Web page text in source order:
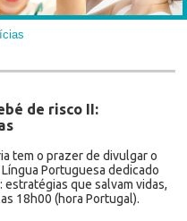
de risco II:
tem o prazer de divulgar o
Portuguesa dedicado
estratégias que salvam vidas,
18h00 (hora Portugal).